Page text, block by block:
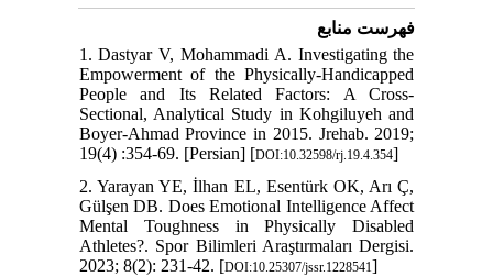
فهرست منابع
1. Dastyar V, Mohammadi A. Investigating the
Empowerment of the Physically-Handicapped
People and Its Related Factors: A Cross-
Sectional, Analytical Study in Kohgiluyeh and
Boyer-Ahmad Province in 2015. Jrehab. 2019;
19(4) :354-69. [Persian] [DOI:10.32598/rj.19.4.354]
2. Yarayan YE, İlhan EL, Esentürk OK, Arı Ç,
Gülşen DB. Does Emotional Intelligence Affect
Mental Toughness in Physically Disabled
Athletes?. Spor Bilimleri Araştırmaları Dergisi.
2023; 8(2): 231-42. [DOI:10.25307/jssr.1228541]